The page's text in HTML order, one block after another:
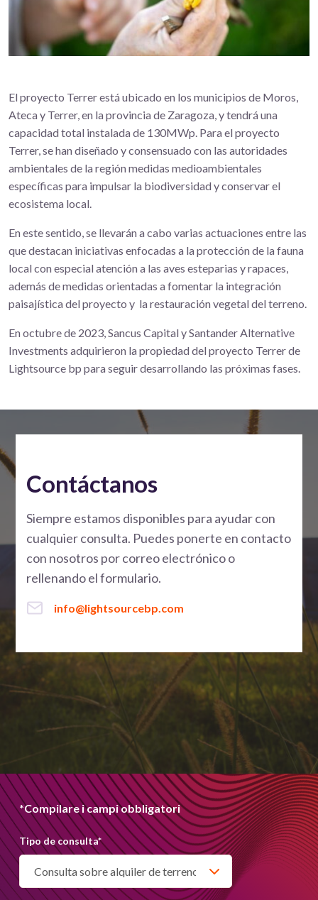
El proyecto Terrer está ubicado en los municipios de Moros,
Ateca y Terrer, en la provincia de Zaragoza, y tendrá una
capacidad total instalada de 130MWp. Para el proyecto
Terrer, se han diseñado y consensuado con las autoridades
ambientales de la región medidas medioambientales
específicas para impulsar la biodiversidad y conservar el
ecosistema local.
En este sentido, se llevarán a cabo varias actuaciones entre las
que destacan iniciativas enfocadas a la protección de la fauna
local con especial atención a las aves esteparias y rapaces,
además de medidas orientadas a fomentar la integración
paisajística del proyecto y la restauración vegetal del terreno.
En octubre de 2023, Sancus Capital y Santander Alternative
Investments adquirieron la propiedad del proyecto Terrer de
Lightsource bp para seguir desarrollando las próximas fases.
Contáctanos
Siempre estamos disponibles para ayudar con
cualquier consulta. Puedes ponerte en contacto
con nosotros por correo electrónico o
rellenando el formulario.
info@lightsourcebp.com
*Compilare i campi obbligatori
Tipo de consulta*